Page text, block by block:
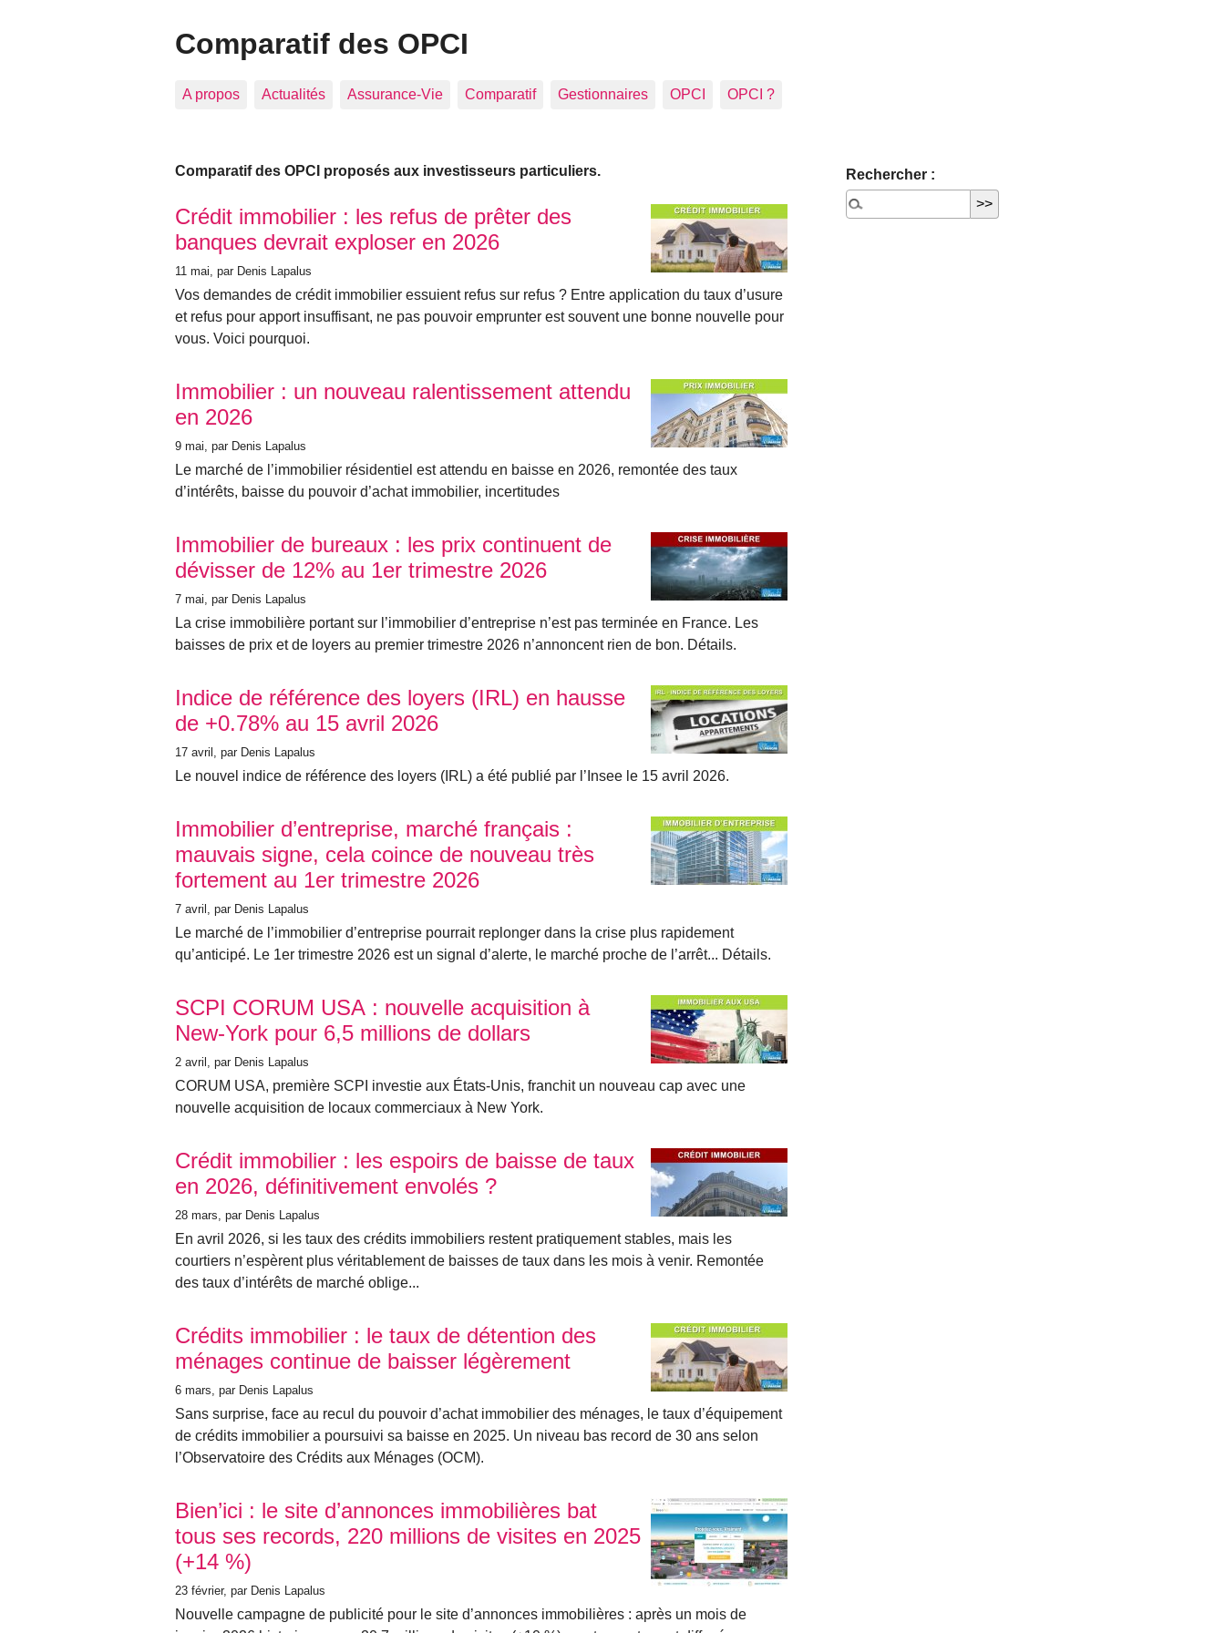
Comparatif des OPCI
A propos Actualités Assurance-Vie Comparatif Gestionnaires OPCI OPCI ?
Comparatif des OPCI proposés aux investisseurs particuliers.
Articles les plus récents
Crédit immobilier : les refus de prêter des
banques devrait exploser en 2026
11 mai , par Denis Lapalus
Vos demandes de crédit immobilier essuient refus sur refus ? Entre application du taux d’usure
et refus pour apport insuffisant, ne pas pouvoir emprunter est souvent une bonne nouvelle pour
vous. Voici pourquoi.
Immobilier : un nouveau ralentissement attendu
en 2026
9 mai , par Denis Lapalus
Le marché de l’immobilier résidentiel est attendu en baisse en 2026, remontée des taux
d’intérêts, baisse du pouvoir d’achat immobilier, incertitudes
Immobilier de bureaux : les prix continuent de
dévisser de 12% au 1er trimestre 2026
7 mai , par Denis Lapalus
La crise immobilière portant sur l’immobilier d’entreprise n’est pas terminée en France. Les
baisses de prix et de loyers au premier trimestre 2026 n’annoncent rien de bon. Détails.
Indice de référence des loyers (IRL) en hausse
de +0.78% au 15 avril 2026
17 avril , par Denis Lapalus
Le nouvel indice de référence des loyers (IRL) a été publié par l’Insee le 15 avril 2026.
Immobilier d’entreprise, marché français :
mauvais signe, cela coince de nouveau très
fortement au 1er trimestre 2026
7 avril , par Denis Lapalus
Le marché de l’immobilier d’entreprise pourrait replonger dans la crise plus rapidement
qu’anticipé. Le 1er trimestre 2026 est un signal d’alerte, le marché proche de l’arrêt... Détails.
SCPI CORUM USA : nouvelle acquisition à
New-York pour 6,5 millions de dollars
2 avril , par Denis Lapalus
CORUM USA, première SCPI investie aux États-Unis, franchit un nouveau cap avec une
nouvelle acquisition de locaux commerciaux à New York.
Crédit immobilier : les espoirs de baisse de taux
en 2026, définitivement envolés ?
28 mars , par Denis Lapalus
En avril 2026, si les taux des crédits immobiliers restent pratiquement stables, mais les
courtiers n’espèrent plus véritablement de baisses de taux dans les mois à venir. Remontée
des taux d’intérêts de marché oblige...
Crédits immobilier : le taux de détention des
ménages continue de baisser légèrement
6 mars , par Denis Lapalus
Sans surprise, face au recul du pouvoir d’achat immobilier des ménages, le taux d’équipement
de crédits immobilier a poursuivi sa baisse en 2025. Un niveau bas record de 30 ans selon
l’Observatoire des Crédits aux Ménages (OCM).
Bien’ici : le site d’annonces immobilières bat
tous ses records, 220 millions de visites en 2025
(+14 %)
23 février, par Denis Lapalus
Nouvelle campagne de publicité pour le site d’annonces immobilières : après un mois de
Rechercher :